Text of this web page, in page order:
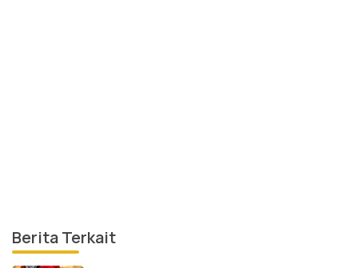
Berita Terkait